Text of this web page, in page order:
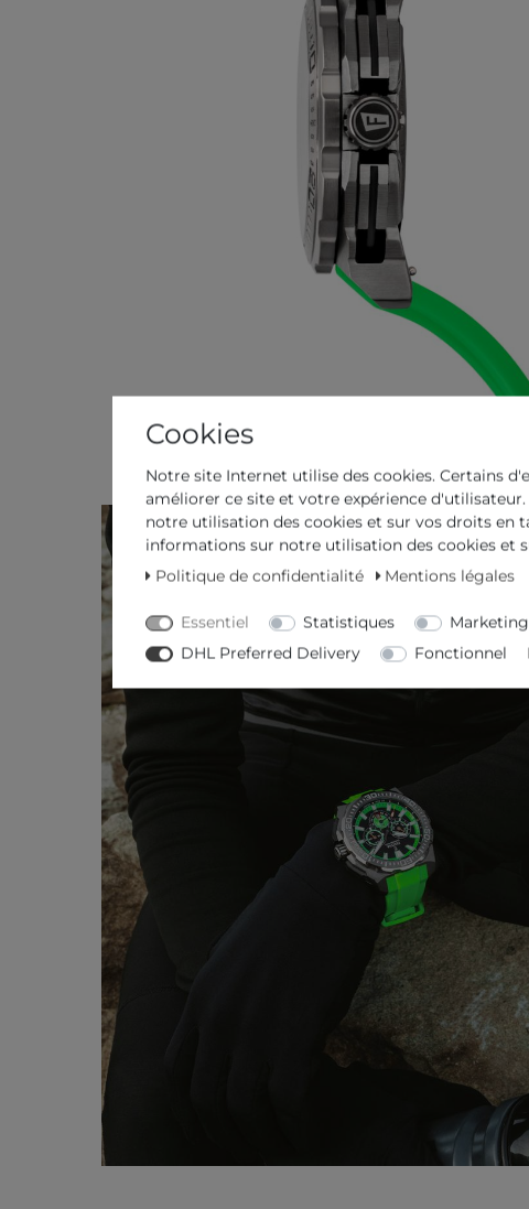
Cookies
Notre site Internet utilise des cookies. Certains
améliorer ce site et votre expérience
notre utilisation des cookies et sur vos droits en
informations sur notre utilisation des cookies et
Politique de confidentialité
Mentions légales
Essentiel Statistiques Marketing
DHL Preferred Delivery
Fonctionnel